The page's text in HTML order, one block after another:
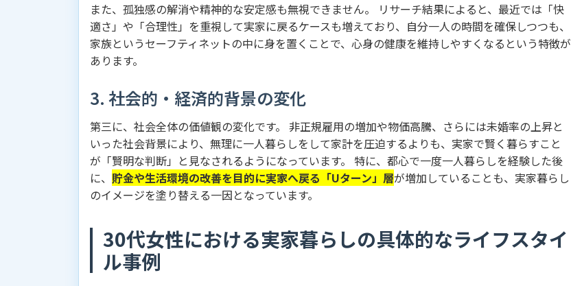
また、孤独感の解消や精神的な安定感も無視できません。 リサーチ結果によると、最近では「快
適さ」や「合理性」を重視して実家に戻るケースも増えており、自分一人の時間を確保しつつも、
家族というセーフティネットの中に身を置くことで、心身の健康を維持しやすくなるという特徴が
あります。
3. 社会的・経済的背景の変化
第三に、社会全体の価値観の変化です。 非正規雇用の増加や物価高騰、さらには未婚率の上昇と
いった社会背景により、無理に一人暮らしをして家計を圧迫するよりも、実家で賢く暮らすこと
が「賢明な判断」と見なされるようになっています。 特に、都心で一度一人暮らしを経験した後
に、 貯金や生活環境の改善を目的に実家へ戻る「Uターン」層が増加していることも、実家暮らし
のイメージを塗り替える一因となっています。
30代女性における実家暮らしの具体的なライフスタイ
ル事例